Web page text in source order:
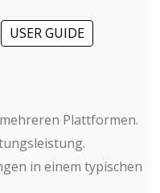
USER GUIDE
Plattformen.
in einem typischen